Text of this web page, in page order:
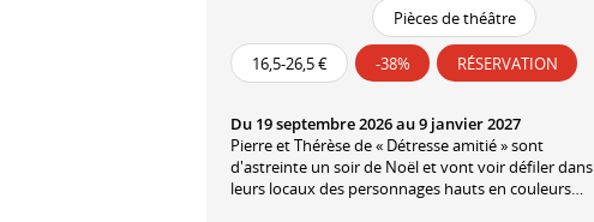
Pièces de théâtre
16,5-26,5 € -38% RÉSERVATION
Du 19 septembre 2026 au 9 janvier 2027
Pierre et Thérèse de « Détresse amitié » sont
d'astreinte un soir de Noël et vont voir défiler dans
leurs locaux des personnages hauts en couleurs…